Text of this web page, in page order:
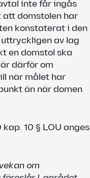
inte får ingås
domstolen har
konstaterat i den
av lag
en domstol ska
därför om
när målet har
än när domen
10 § LOU anges
om